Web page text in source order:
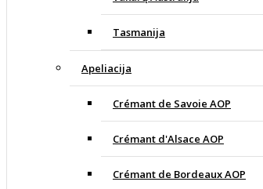
Tasmanija
Apeliacija
Crémant de Savoie AOP
Crémant d'Alsace AOP
Crémant de Bordeaux AOP